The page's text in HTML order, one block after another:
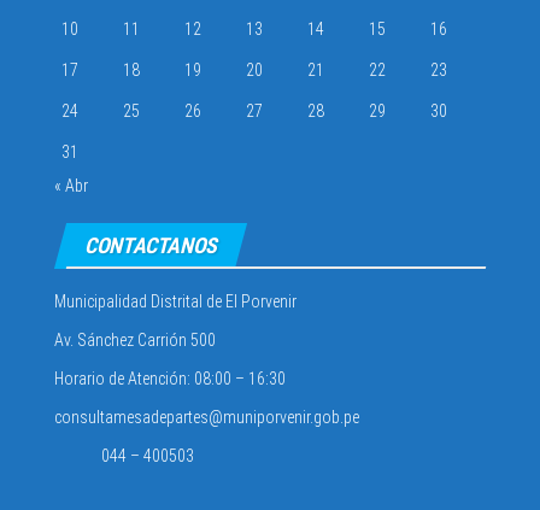
10 11 12 13 14 15 16
17 18 19 20 21 22 23
24 25 26 27 28 29 30
31
« Abr
CONTACTANOS
Municipalidad Distrital de El Porvenir
Av. Sánchez Carrión 500
Horario de Atención: 08:00 – 16:30
consultamesadepartes@muniporvenir.gob.pe
044 – 400503